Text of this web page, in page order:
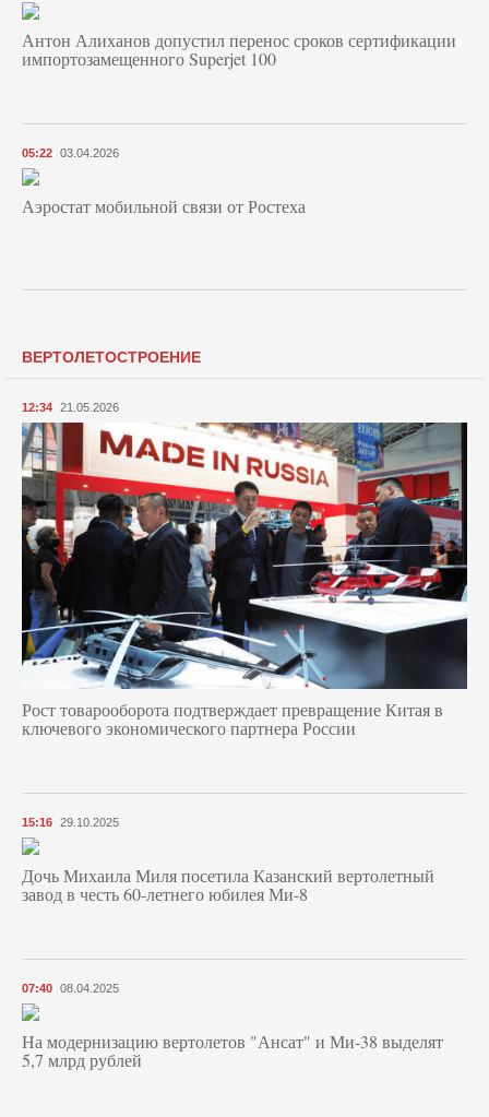
Антон Алиханов допустил перенос сроков сертификации
импортозамещенного Superjet 100
05:22 03.04.2026
Аэростат мобильной связи от Ростеха
ВЕРТОЛЕТОСТРОЕНИЕ
12:34 21.05.2026
Рост товарооборота подтверждает превращение Китая в
ключевого экономического партнера России
15:16 29.10.2025
Дочь Михаила Миля посетила Казанский вертолетный
завод в честь 60-летнего юбилея Ми-8
07:40 08.04.2025
На модернизацию вертолетов "Ансат" и Ми-38 выделят
5,7 млрд рублей